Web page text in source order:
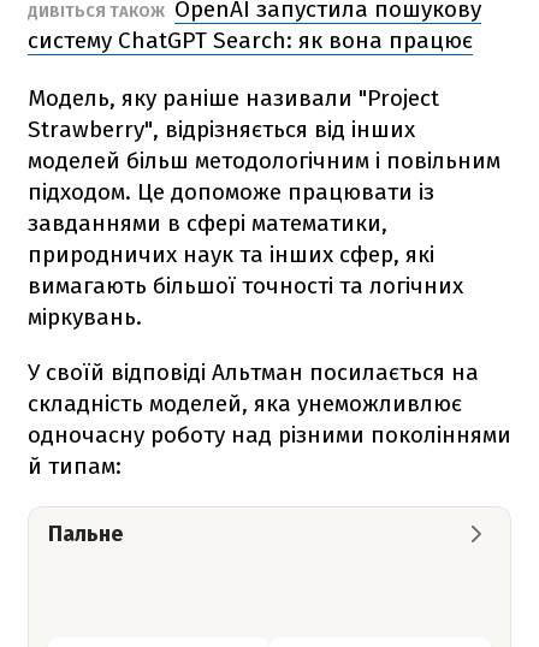
ДИВІТЬСЯ ТАКОЖ OpenAI запустила пошукову
систему ChatGPT Search: як вона працює
Модель, яку раніше називали "Project
Strawberry", відрізняється від інших
моделей більш методологічним і повільним
підходом. Це допоможе працювати із
завданнями в сфері математики,
природничих наук та інших сфер, які
вимагають більшої точності та логічних
міркувань.
У своїй відповіді Альтман посилається на
складність моделей, яка унеможливлює
одночасну роботу над різними поколіннями
й типам:
Пальне